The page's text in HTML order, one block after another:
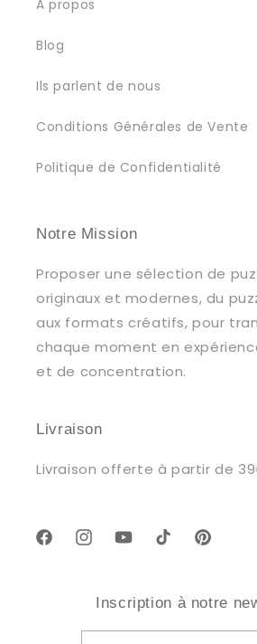
À propos
Blog
Ils parlent de nous
Conditions Générales de Vente
Politique de Confidentialité
Notre Mission
Proposer une sélection de
originaux et modernes, du
aux formats créatifs, pour
chaque moment en
et de concentration.
Livraison
Livraison offerte à partir de
FacebookInstagramYouTubeTikTok Pinterest
Inscription à notre